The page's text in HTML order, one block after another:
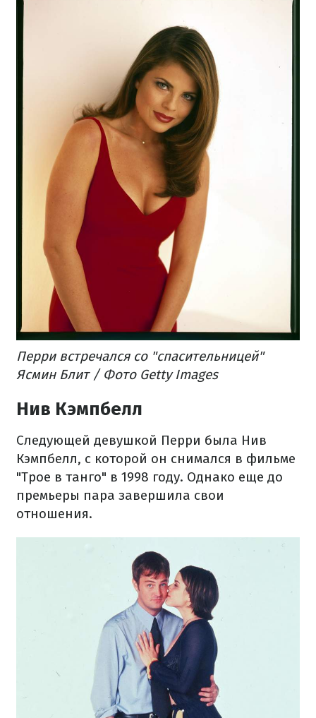
Перри встречался со "спасительницей"
Ясмин Блит / Фото Getty Images
Нив Кэмпбелл
Следующей девушкой Перри была Нив
Кэмпбелл, с которой он снимался в фильме
"Трое в танго" в 1998 году. Однако еще до
премьеры пара завершила свои
отношения.